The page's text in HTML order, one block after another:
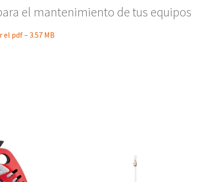
el mantenimiento de tus equipos
el pdf – 3.57 MB